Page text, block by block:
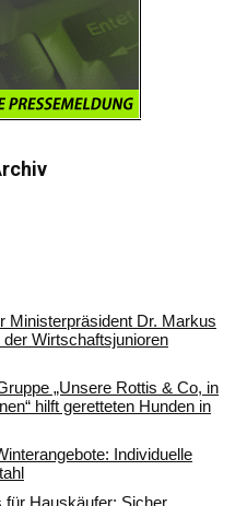
Ministerpräsident Dr. Markus
Wirtschaftsjunioren
„Unsere Rottis & Co, in
hilft geretteten Hunden in
Individuelle